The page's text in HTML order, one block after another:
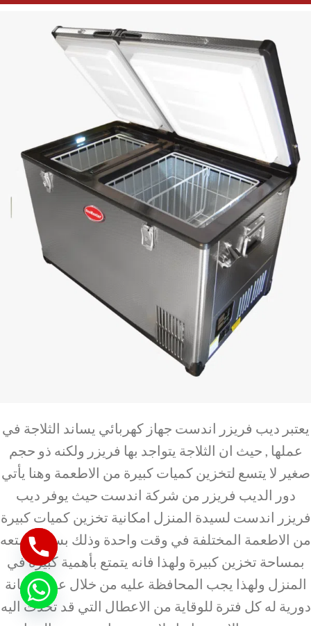
يعتبر ديب فريزر اندست جهاز كهربائي يساند الثلاجة في
عملها , حيث ان الثلاجة يتواجد بها فريزر ولكنه ذو حجم
صغير لا يتسع لتخزين كميات كبيرة من الاطعمة وهنا يأتي
دور الديب فريزر من شركة اندست حيث يوفر ديب
فريزر اندست لسيدة المنزل امكانية تخزين كميات كبيرة
من الاطعمة المختلفة في وقت واحدة وذلك بسبب تمتعه
بمساحة تخزين كبيرة ولهذا فانه يتمتع بأهمية كبيرة في
المنزل ولهذا يجب المحافظة عليه من خلال عمل صيانة
دورية له كل فترة للوقاية من الاعطال التي قد تحدث اليه